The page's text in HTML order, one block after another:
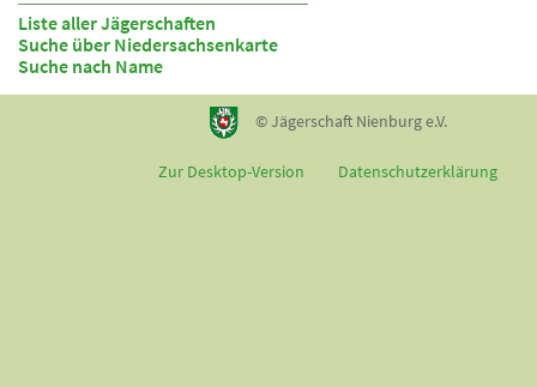
Liste aller Jägerschaften
Suche über Niedersachsenkarte
Suche nach Name
© Jägerschaft Nienburg e.V.
Zur Desktop-Version Datenschutzerklärung